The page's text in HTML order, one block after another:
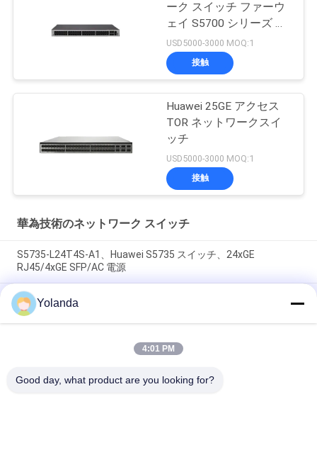
ーク スイッチ ファーウ
ェイ S5700 シリーズ ス
イッチ S5735-L48P4X-
A
USD5000-3000 MOQ:1
接触
Huawei 25GE アクセス
TOR ネットワークスイ
ッチ
USD5000-3000 MOQ:1
接触
華為技術のネットワーク スイッチ
S5735-L24T4S-A1、Huawei S5735 スイッチ、24xGE
RJ45/4xGE SFP/AC 電源
CE6863E-48S6CQ Huawei CloudEngine 6800 48*25G SFP28,
6*100G QSFP28, 2*交流電源,ポートサイドエアアウトレット/イ
ンレット
CE6881-48S6CQ スイッチ (48*10G SFP+, 6*100G QSFP28,
Yolanda
4:01 PM
Good day, what product are you looking for?